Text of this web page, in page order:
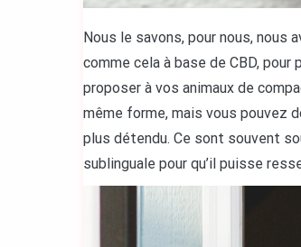
Nous le savons, pour nous,
comme cela à base de CBD,
proposer à vos animaux de
même forme, mais vous pouvez
plus détendu. Ce sont souvent
sublinguale pour qu’il puisse